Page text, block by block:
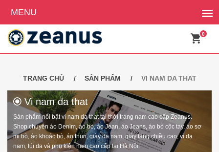
0
TRANG CHỦ SẢN PHẨM VI NAM DA THAT
Vi nam da that
Sản phẩm nổi bật vi nam da that tại thời trang nam cao cấp Zeanus.
Shop chuyên áo Denim, áo bò, áo Jean, áo Jeans, áo bò cộc tay, áo sơ
mi bò, áo khoác bò, áo thun, giày da nam, giày tăng chiều cao, ví da
nam, túi da và phụ kiện nam cao cấp tại Hà Nội.